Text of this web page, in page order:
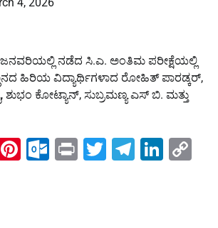
4, 2026
ನಡೆದ ಸಿ.ಎ. ಅಂತಿಮ ಪರೀಕ್ಷೆಯಲ್ಲಿ
ಹಿರಿಯ ವಿದ್ಯಾರ್ಥಿಗಳಾದ ರೋಹಿತ್ ಪಾರಡ್ಕರ್,
ಕೋಟ್ಯಾನ್, ಸುಬ್ರಮಣ್ಯ ಎಸ್ ಬಿ. ಮತ್ತು
WhatsApp
Pinterest
Outlook.com
PrintTwitter